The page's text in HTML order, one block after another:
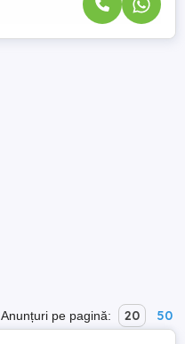
Anunțuri pe pagină: 20 50